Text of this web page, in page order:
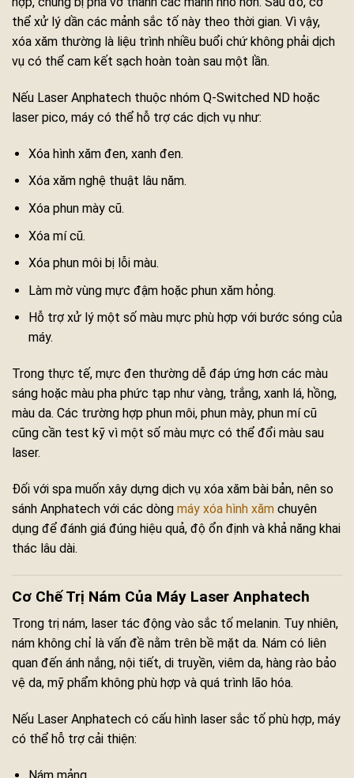
thể xử lý dần các mảnh sắc tố này theo thời gian. Vì vậy,
xóa xăm thường là liệu trình nhiều buổi chứ không phải dịch
vụ có thể cam kết sạch hoàn toàn sau một lần.
Nếu Laser Anphatech thuộc nhóm Q-Switched ND hoặc
laser pico, máy có thể hỗ trợ các dịch vụ như:
Xóa hình xăm đen, xanh đen.
Xóa xăm nghệ thuật lâu năm.
Xóa phun mày cũ.
Xóa mí cũ.
Xóa phun môi bị lỗi màu.
Làm mờ vùng mực đậm hoặc phun xăm hỏng.
Hỗ trợ xử lý một số màu mực phù hợp với bước sóng của
máy.
Trong thực tế, mực đen thường dễ đáp ứng hơn các màu
sáng hoặc màu pha phức tạp như vàng, trắng, xanh lá, hồng,
màu da. Các trường hợp phun môi, phun mày, phun mí cũ
cũng cần test kỹ vì một số màu mực có thể đổi màu sau
laser.
Đối với spa muốn xây dựng dịch vụ xóa xăm bài bản, nên so
sánh Anphatech với các dòng máy xóa hình xăm chuyên
dụng để đánh giá đúng hiệu quả, độ ổn định và khả năng khai
thác lâu dài.
Cơ Chế Trị Nám Của Máy Laser Anphatech
Trong trị nám, laser tác động vào sắc tố melanin. Tuy nhiên,
nám không chỉ là vấn đề nằm trên bề mặt da. Nám có liên
quan đến ánh nắng, nội tiết, di truyền, viêm da, hàng rào bảo
vệ da, mỹ phẩm không phù hợp và quá trình lão hóa.
Nếu Laser Anphatech có cấu hình laser sắc tố phù hợp, máy
có thể hỗ trợ cải thiện: